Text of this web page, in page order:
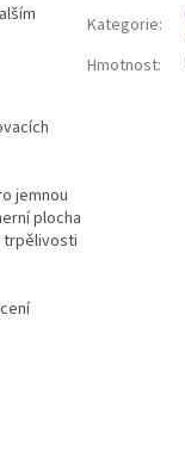
jemnou
plocha
trpělivosti
Kategorie:
Hmotnost: